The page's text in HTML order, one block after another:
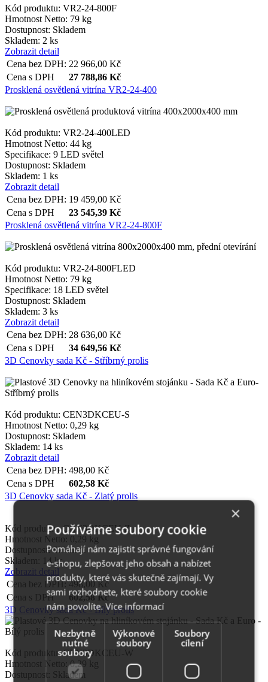
Kód produktu: VR2-24-800F
Hmotnost Netto: 79 kg
Dostupnost: Skladem
Skladem: 2 ks
Zobrazit detail
Cena bez DPH: 22 966,00 Kč
Cena s DPH
27 788,86 Kč
Prosklená osvětlená vitrína VR2-24-400
Kód produktu: VR2-24-400LED
Hmotnost Netto: 44 kg
Specifikace: 9 LED světel
Dostupnost: Skladem
Skladem: 1 ks
Zobrazit detail
Cena bez DPH: 19 459,00 Kč
Cena s DPH
23 545,39 Kč
Prosklená osvětlená vitrína VR2-24-800F
Kód produktu: VR2-24-800FLED
Hmotnost Netto: 79 kg
Specifikace: 18 LED světel
Dostupnost: Skladem
Skladem: 3 ks
Zobrazit detail
Cena bez DPH: 28 636,00 Kč
Cena s DPH
34 649,56 Kč
3D Cenovky sada Kč - Stříbrný prolis
Kód produktu: CEN3DKCEU-S
Hmotnost Netto: 0,29 kg
Dostupnost: Skladem
Skladem: 14 ks
Zobrazit detail
Cena bez DPH: 498,00 Kč
Cena s DPH
602,58 Kč
3D Cenovky sada Kč - Zlatý prolis
Kód produktu: CEN3DKCEU-Z
Hmotnost Netto: 0,29 kg
Dostupnost:Skladem
Skladem: 14 ks
Zobrazit detail
Cena bez DPH: 498,00Kč
Cena s DPH
602,58Kč
3D Cenovky sada Kč - Bílý prolis
Kód produktu: CEN3DKCEU-W
Hmotnost Netto:0,29 kg
Dostupnost:
Skladem
×
Používáme soubory cookie
Pomáhají nám zajistit správné fungování
e-shopu, zlepšovat jeho obsah a nabízet
produkty, které vás skutečně zajímají. Vy
sami rozhodnete, které soubory cookie
nám povolíte.Více informací
Nezbytně
nutné
soubory
Výkonové
soubory
Soubory
cílení